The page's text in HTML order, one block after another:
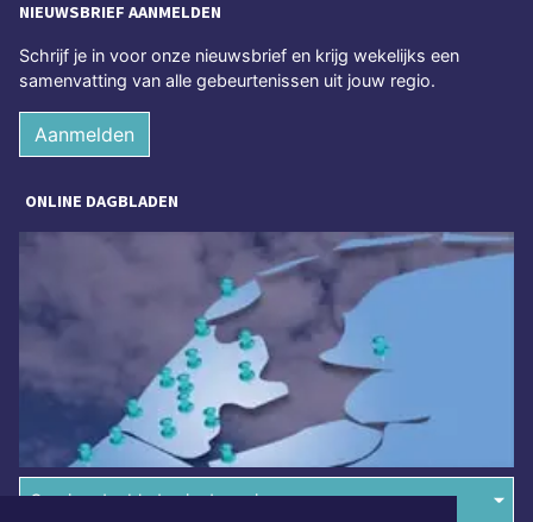
NIEUWSBRIEF AANMELDEN
Schrijf je in voor onze nieuwsbrief en krijg wekelijks een
samenvatting van alle gebeurtenissen uit jouw regio.
Aanmelden
ONLINE DAGBLADEN
Overige dagbladen in de regio